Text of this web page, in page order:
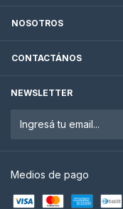
NOSOTROS
CONTACTÁNOS
NEWSLETTER
Medios de pago